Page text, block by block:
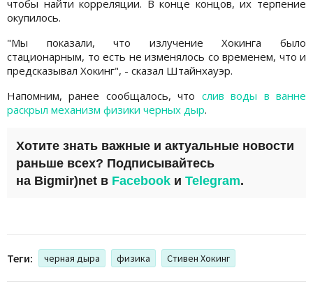
чтобы найти корреляции. В конце концов, их терпение
окупилось.
"Мы показали, что излучение Хокинга было
стационарным, то есть не изменялось со временем, что и
предсказывал Хокинг", - сказал Штайнхауэр.
Напомним, ранее сообщалось, что слив воды в ванне
раскрыл механизм физики черных дыр.
Хотите знать важные и актуальные новости
раньше всех? Подписывайтесь
на Bigmir)net в Facebook и Telegram.
Теги: черная дыра физика Стивен Хокинг